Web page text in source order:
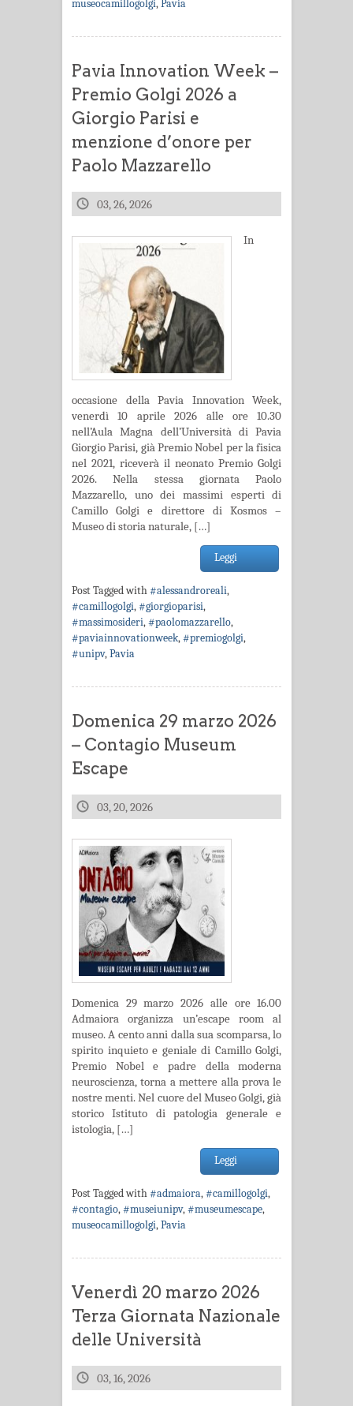
museocamillogolgi,Pavia
Pavia Innovation Week –
Premio Golgi 2026 a
Giorgio Parisi e
menzione d’onore per
Paolo Mazzarello
03, 26, 2026
In
occasione della Pavia Innovation Week,
venerdì 10 aprile 2026 alle ore 10.30
nell’Aula Magna dell’Università di Pavia
Giorgio Parisi, già Premio Nobel per la fisica
nel 2021, riceverà il neonato Premio Golgi
2026. Nella stessa giornata Paolo
Mazzarello, uno dei massimi esperti di
Camillo Golgi e direttore di Kosmos –
Museo di storia naturale, […]
Leggi
Post Tagged with#alessandroreali,
#camillogolgi,#giorgioparisi,
#massimosideri,#paolomazzarello,
#paviainnovationweek,#premiogolgi,
#unipv,Pavia
Domenica 29 marzo 2026
– Contagio Museum
Escape
03, 20, 2026
Domenica 29 marzo 2026 alle ore 16.00
Admaiora organizza un’escape room al
museo. A cento anni dalla sua scomparsa, lo
spirito inquieto e geniale di Camillo Golgi,
Premio Nobel e padre della moderna
neuroscienza, torna a mettere alla prova le
nostre menti. Nel cuore del Museo Golgi, già
storico Istituto di patologia generale e
istologia, […]
Leggi
Post Tagged with#admaiora,#camillogolgi,
#contagio,#museiunipv,#museumescape,
museocamillogolgi,Pavia
Venerdì 20 marzo 2026
Terza Giornata Nazionale
delle Università
03, 16, 2026